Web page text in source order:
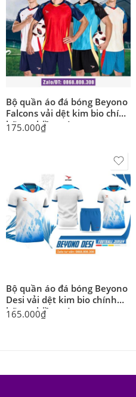
Bộ quần áo đá bóng Beyono
Falcons vải dệt kim bio chính
hãng nhiều màu
175.000₫
Bộ quần áo đá bóng Beyono
Desi vải dệt kim bio chính
hãng nhiều màu
165.000₫